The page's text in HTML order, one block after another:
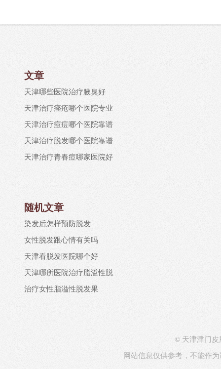
文章
天津哪些医院治疗腋臭好
天津治疗痤疮哪个医院专业
天津治疗痘痘哪个医院靠谱
天津治疗脱发哪个医院靠谱
天津治疗青春痘哪家医院好
随机文章
染发后怎样预防脱发
女性脱发跟心情有关吗
天津看脱发医院哪个好
天津哪所医院治疗脂溢性脱
治疗女性脂溢性脱发果
© 天津津门皮
网站信息仅供参考，不能作